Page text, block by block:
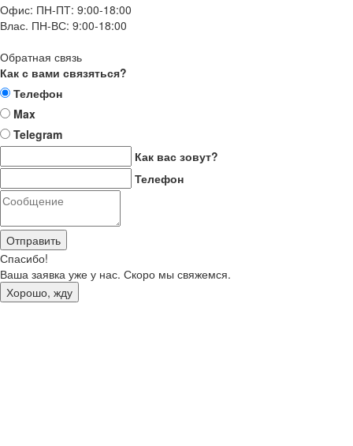
Офис: ПН-ПТ: 9:00-18:00
Влас. ПН-ВС: 9:00-18:00
Обратная связь
Как с вами связяться?
Телефон
Max
Telegram
Как вас зовут?
Телефон
Отправить
Спасибо!
Ваша заявка уже у нас. Скоро мы свяжемся.
Хорошо, жду